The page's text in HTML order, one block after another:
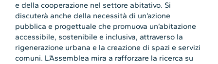
e della cooperazione nel settore abitativo. Si
discuterà anche della necessità di un’azione
pubblica e progettuale che promuova un’abitazione
accessibile, sostenibile e inclusiva, attraverso la
rigenerazione urbana e la creazione di spazi e servizi
comuni. L’Assemblea mira a rafforzare la ricerca su